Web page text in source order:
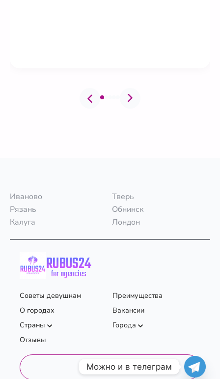
Иваново
Тверь
Рязань
Обнинск
Калуга
Лондон
RUBUS24
for agencies
Советы девушкам
Преимущества
О городах
Вакансии
Страны
Города
Отзывы
Личный кабинет
Можно и в телеграм